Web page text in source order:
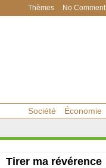
Thèmes No Comment
Société Économie
Tirer ma révérence